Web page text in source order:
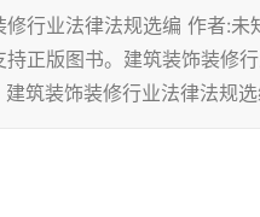
修行业法律法规选编 作者:
正版图书。建筑装饰装修
筑装饰装修行业法律法规